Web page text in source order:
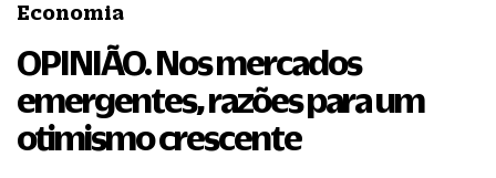
Economia
OPINIÃO. Nos mercados
emergentes, razões para um
otimismo crescente